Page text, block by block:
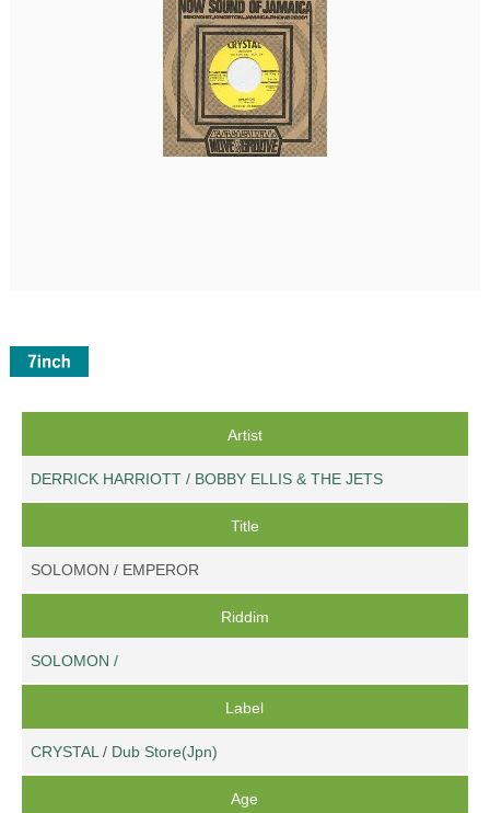
Artist
DERRICK HARRIOTT / BOBBY ELLIS & THE JETS
Title
SOLOMON / EMPEROR
Riddim
SOLOMON /
Label
CRYSTAL / Dub Store(Jpn)
Age